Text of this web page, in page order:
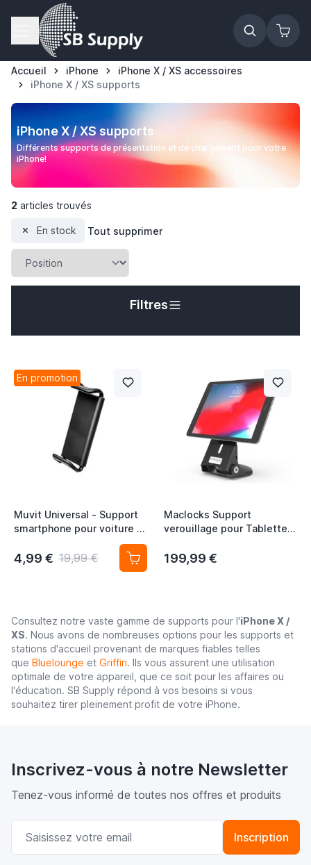
Allez au contenu
Accueil iPhone
iPhone X / XS accessoires
iPhone X / XS supports
iPhone X / XS supports
Différents supports de présentation et de chargement pour votre
iPhone!
2 articles trouvés
En stock Tout supprimer
Filtres
En promotion
Muvit Universal - Support
smartphone pour voiture -
4,99 € 19,99 €
Maclocks Support
verouillage pour Tablette
199,99 €
Consultez notre vaste gamme de supports pour l'iPhone X /
XS. Nous avons de nombreuses options pour les supports et
stations d'accueil provenant de marques fiables telles
que Bluelounge et Griffin. Ils vous assurent une utilisation
optimale de votre appareil, que ce soit pour les affaires ou
l'éducation. SB Supply répond à vos besoins si vous
souhaitez tirer pleinement profit de votre iPhone.
Inscrivez-vous à notre Newsletter
Tenez-vous informé de toutes nos offres et produits
Adresse email
Inscription